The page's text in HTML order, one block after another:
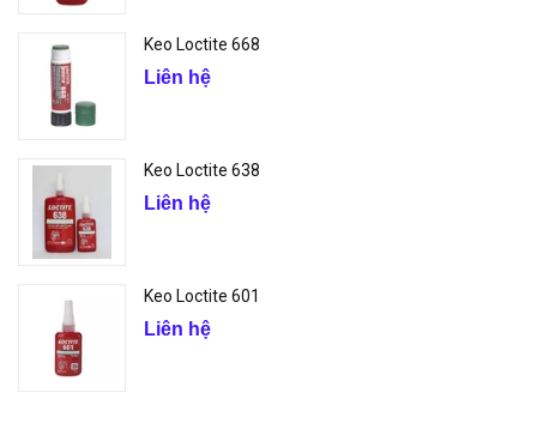
Keo Loctite 668
Liên hệ
Keo Loctite 638
Liên hệ
Keo Loctite 601
Liên hệ